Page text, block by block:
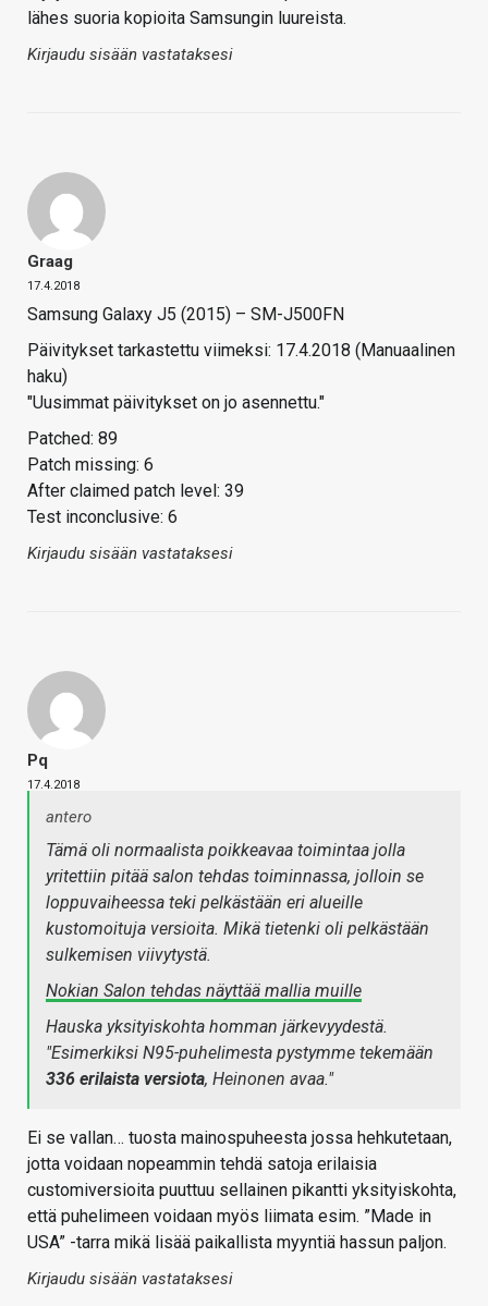
lähes suoria kopioita Samsungin luureista.
Kirjaudu sisään vastataksesi
Graag
17.4.2018
Samsung Galaxy J5 (2015) – SM-J500FN
Päivitykset tarkastettu viimeksi: 17.4.2018 (Manuaalinen
haku)
"Uusimmat päivitykset on jo asennettu."
Patched: 89
Patch missing: 6
After claimed patch level: 39
Test inconclusive: 6
Kirjaudu sisään vastataksesi
Pq
17.4.2018
antero
Tämä oli normaalista poikkeavaa toimintaa jolla
yritettiin pitää salon tehdas toiminnassa, jolloin se
loppuvaiheessa teki pelkästään eri alueille
kustomoituja versioita. Mikä tietenki oli pelkästään
sulkemisen viivytystä.
Nokian Salon tehdas näyttää mallia muille
Hauska yksityiskohta homman järkevyydestä.
"Esimerkiksi N95-puhelimesta pystymme tekemään
336 erilaista versiota, Heinonen avaa."
Ei se vallan… tuosta mainospuheesta jossa hehkutetaan,
jotta voidaan nopeammin tehdä satoja erilaisia
customiversioita puuttuu sellainen pikantti yksityiskohta,
että puhelimeen voidaan myös liimata esim. ”Made in
USA” -tarra mikä lisää paikallista myyntiä hassun paljon.
Kirjaudu sisään vastataksesi